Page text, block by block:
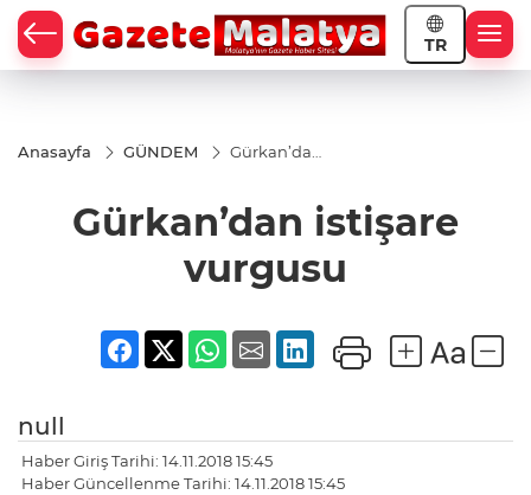
TR
Anasayfa GÜNDEM
Gürkan’dan
Gürkan’dan istişare
vurgusu
null
Haber Giriş Tarihi: 14.11.2018 15:45
Haber Güncellenme Tarihi: 14.11.2018 15:45